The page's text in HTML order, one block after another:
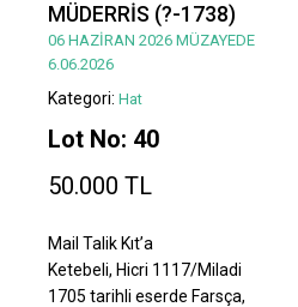
MÜDERRİS (?-1738)
06 HAZİRAN 2026 MÜZAYEDE
6.06.2026
Kategori: Hat
Lot No: 40
50.000 TL
Mail Talik Kıt’a
Ketebeli, Hicri 1117/Miladi
1705 tarihli eserde Farsça,